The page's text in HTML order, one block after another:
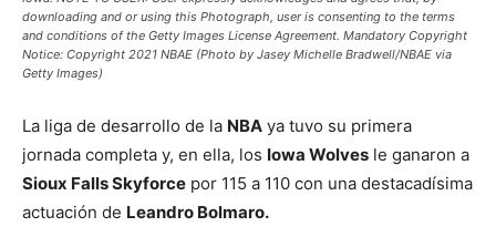
downloading and or using this Photograph, user is consenting to the terms
and conditions of the Getty Images License Agreement. Mandatory Copyright
Notice: Copyright 2021 NBAE (Photo by Jasey Michelle Bradwell/NBAE via
Getty Images)
La liga de desarrollo de la NBA ya tuvo su primera
jornada completa y, en ella, los Iowa Wolves le ganaron a
Sioux Falls Skyforce por 115 a 110 con una destacadísima
actuación de Leandro Bolmaro.